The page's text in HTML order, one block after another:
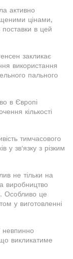
активно
цінами,
в цей
закликає
використання
пального
в Європі
кількості
тимчасового
у зв'язку з різким
не тільки на
виробництво
Особливо це
у виготовленні
невпинно
викликатиме